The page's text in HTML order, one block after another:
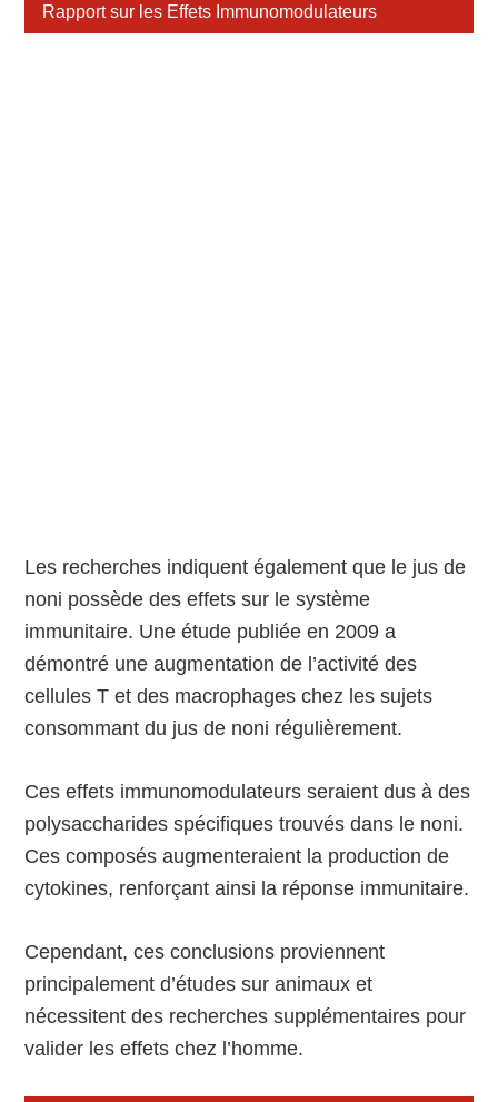
Rapport sur les Effets Immunomodulateurs
Les recherches indiquent également que le jus de
noni possède des effets sur le système
immunitaire. Une étude publiée en 2009 a
démontré une augmentation de l’activité des
cellules T et des macrophages chez les sujets
consommant du jus de noni régulièrement.
Ces effets immunomodulateurs seraient dus à des
polysaccharides spécifiques trouvés dans le noni.
Ces composés augmenteraient la production de
cytokines, renforçant ainsi la réponse immunitaire.
Cependant, ces conclusions proviennent
principalement d’études sur animaux et
nécessitent des recherches supplémentaires pour
valider les effets chez l’homme.